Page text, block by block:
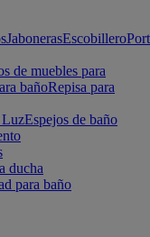
JabonerasEscobillero
de muebles para
bañoRepisa para
LuzEspejos de baño
ducha
para baño